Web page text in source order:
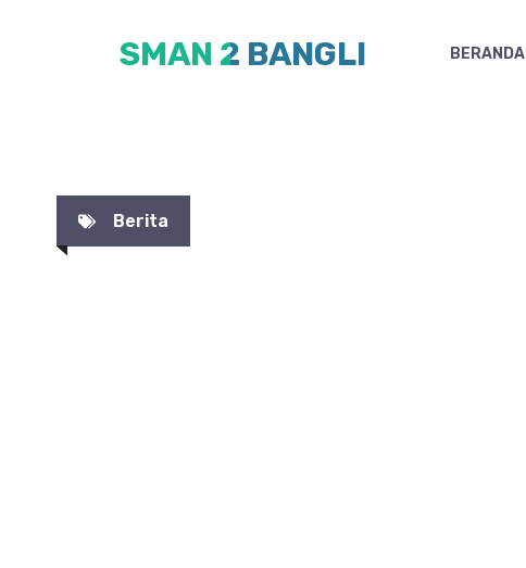
SMAN 2 BANGLI BERANDA
Berita